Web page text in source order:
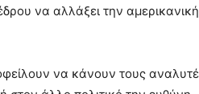
να αλλάξει την αμερικανική
να κάνουν τους